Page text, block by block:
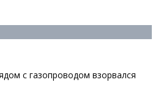
с газопроводом взорвался